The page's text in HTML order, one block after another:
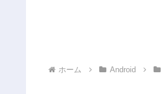
ホーム Android